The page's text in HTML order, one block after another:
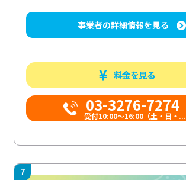
事業者の詳細情報を見る
料金を見る
03-3276-7274
受付10:00〜16:00（土・日・...
7